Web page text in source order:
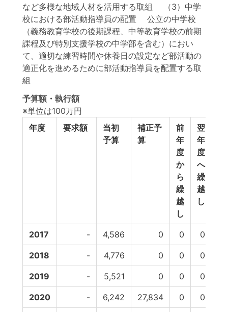
など多様な地域人材を活用する取組 （3）中学
校における部活動指導員の配置 公立の中学校
（義務教育学校の後期課程、中等教育学校の前期
課程及び特別支援学校の中学部を含む）におい
て、適切な練習時間や休養日の設定など部活動の
適正化を進めるために部活動指導員を配置する取
組
予算額・執行額
※単位は100万円
年度
要求額
当初
予算
補正予
算
前
年
度
か
ら
繰
越
し
翌
年
度
へ
繰
越
し
2017 - 4,586 0 0 0
2018 - 4,776 0 0 0
2019 - 5,521 0 0 0
2020 - 6,242 27,834 0 0